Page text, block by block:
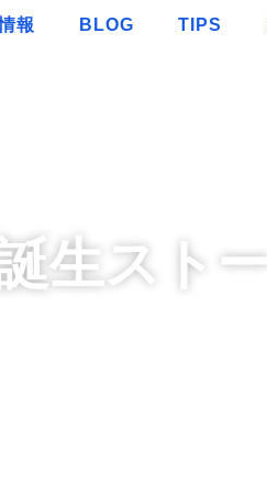
報 BLOG TIPS
生スト